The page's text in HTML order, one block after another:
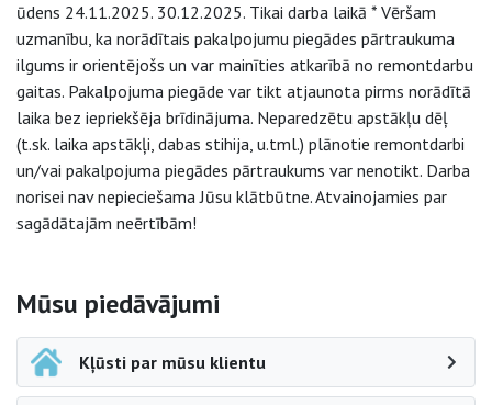
ūdens 24.11.2025. 30.12.2025. Tikai darba laikā * Vēršam
uzmanību, ka norādītais pakalpojumu piegādes pārtraukuma
ilgums ir orientējošs un var mainīties atkarībā no remontdarbu
gaitas. Pakalpojuma piegāde var tikt atjaunota pirms norādītā
laika bez iepriekšēja brīdinājuma. Neparedzētu apstākļu dēļ
(t.sk. laika apstākļi, dabas stihija, u.tml.) plānotie remontdarbi
un/vai pakalpojuma piegādes pārtraukums var nenotikt. Darba
norisei nav nepieciešama Jūsu klātbūtne. Atvainojamies par
sagādātajām neērtībām!
Sāna navigācija
Mūsu piedāvājumi
Kļūsti par mūsu klientu